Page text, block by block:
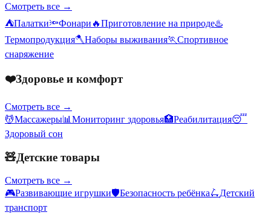
Смотреть все →
⛺Палатки🔦Фонари 🔥Приготовление на природе♨️
Термопродукция🪓Наборы выживания🏃Спортивное
снаряжение
❤️Здоровье и комфорт
Смотреть все →
💆Массажеры📊 Мониторинг здоровья🏥Реабилитация😴
Здоровый сон
🧸Детские товары
Смотреть все →
🎮Развивающие игрушки🛡️Безопасность ребёнка🛴Детский
транспорт